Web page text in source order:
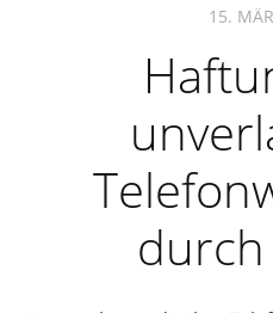
15.